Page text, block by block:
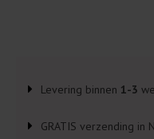
Levering binnen 1-3
GRATIS verzending in